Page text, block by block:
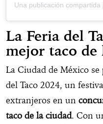
Una publicación
La Feria del
mejor taco de
La Ciudad de México
del Taco 2024, un
extranjeros en un
taco de la ciudad. Con